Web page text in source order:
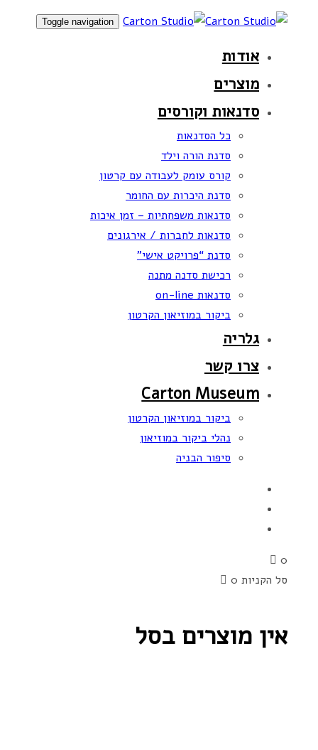
navigation
Toggle navigation
אודות
מוצרים
סדנאות וקורסים
כל הסדנאות
סדנת הורה וילד
קורס עומק לעבודה עם קרטון
סדנת היכרות עם החומר
סדנאות משפחתיות – זמן איכות
סדנאות לחברות / אירגונים
סדנת “פרויקט אישי”
רכישת סדנה מתנה
סדנאות on-line
ביקור במוזיאון הקרטון
גלריה
צרו קשר
Carton Museum
ביקור במוזיאון הקרטון
נהלי ביקור במוזיאון
סיפור הבניה
0
סל הקניות 0
אין מוצרים בסל